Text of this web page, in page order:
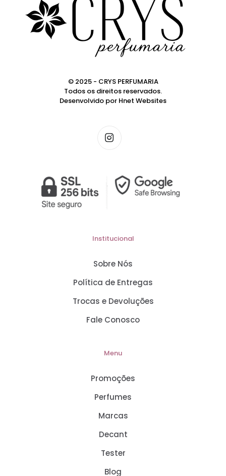
© 2025 - CRYS PERFUMARIA
Todos os direitos reservados.
Desenvolvido por Hnet Websites
Institucional
Sobre Nós
Política de Entregas
Trocas e Devoluções
Fale Conosco
Menu
Promoções
Perfumes
Marcas
Decant
Tester
Blog